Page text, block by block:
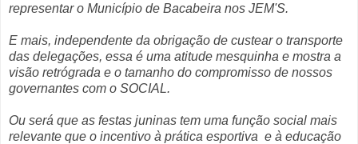
representar o Município de Bacabeira nos JEM'S.
E mais, independente da obrigação de custear o transporte
das delegações, essa é uma atitude mesquinha e mostra a
visão retrógrada e o tamanho do compromisso de nossos
governantes com o SOCIAL.
Ou será que as festas juninas tem uma função social mais
relevante que o incentivo à prática esportiva e à educação